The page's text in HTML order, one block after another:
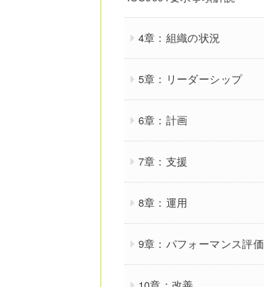
4章：組織の状況
5章：リーダーシップ
6章：計画
7章：支援
8章：運用
9章：パフォーマンス評価